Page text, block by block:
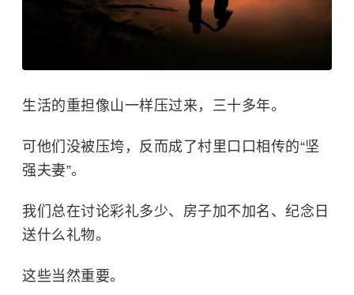
生活的重担像山一样压过来，三十多年。
可他们没被压垮，反而成了村里口口相传的“坚
强夫妻”。
我们总在讨论彩礼多少、房子加不加名、纪念日
送什么礼物。
这些当然重要。